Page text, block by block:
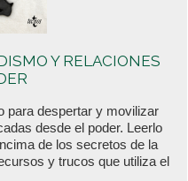
Y RELACIONES
para despertar y movilizar
desde el poder. Leerlo
de los secretos de la
y trucos que utiliza el